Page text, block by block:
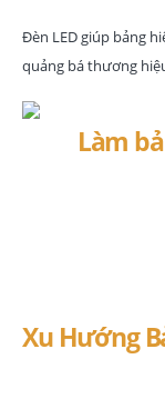
Đèn LED giúp bảng
quảng bá thương
Xu Hướng